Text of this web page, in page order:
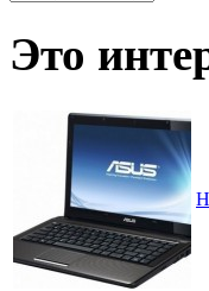
месяцам
Это